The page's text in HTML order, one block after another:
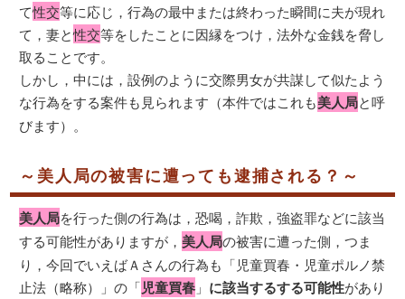
て性交等に応じ，行為の最中または終わった瞬間に夫が現れ
て，妻と性交等をしたことに因縁をつけ，法外な金銭を脅し
取ることです。
しかし，中には，設例のように交際男女が共謀して似たよう
な行為をする案件も見られます（本件ではこれも美人局と呼
びます）。
～美人局の被害に遭っても逮捕される？～
美人局を行った側の行為は，恐喝，詐欺，強盗罪などに該当
する可能性がありますが，美人局の被害に遭った側，つま
り，今回でいえばＡさんの行為も「児童買春・児童ポルノ禁
止法（略称）」の「児童買春 」 に該当するする可能性があり